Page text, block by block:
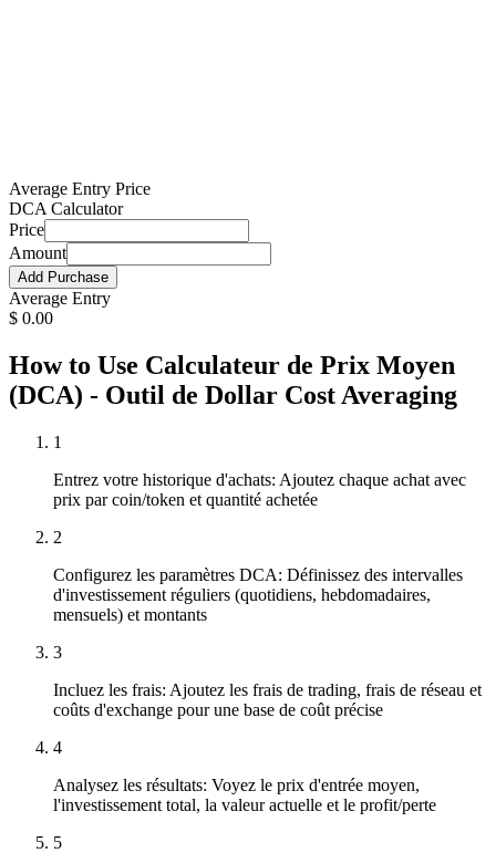
Average Entry Price
DCA Calculator
Price
Amount
Add Purchase
Average Entry
$ 0.00
How to Use Calculateur de Prix Moyen
(DCA) - Outil de Dollar Cost Averaging
1
Entrez votre historique d'achats: Ajoutez chaque achat avec
prix par coin/token et quantité achetée
2
Configurez les paramètres DCA: Définissez des intervalles
d'investissement réguliers (quotidiens, hebdomadaires,
mensuels) et montants
3
Incluez les frais: Ajoutez les frais de trading, frais de réseau et
coûts d'exchange pour une base de coût précise
4
Analysez les résultats: Voyez le prix d'entrée moyen,
l'investissement total, la valeur actuelle et le profit/perte
5